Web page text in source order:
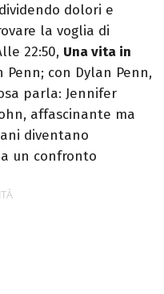
dolori e
la voglia di
22:50, Una vita in
Penn; con Dylan Penn,
parla: Jennifer
affascinante ma
diventano
un confronto